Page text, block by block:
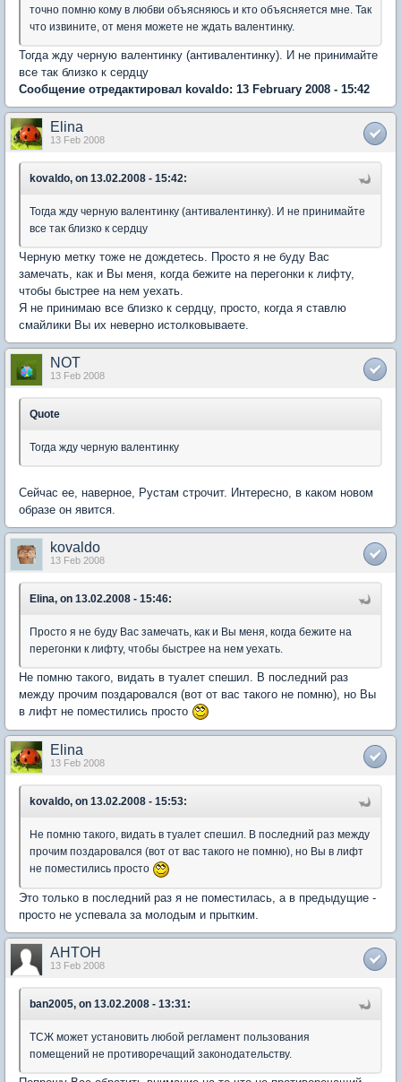
точно помню кому в любви объясняюсь и кто объясняется мне. Так
что извините, от меня можете не ждать валентинку.
Тогда жду черную валентинку (антивалентинку). И не принимайте
все так близко к сердцу
Сообщение отредактировал kovaldo: 13 February 2008 - 15:42
Elina
13 Feb 2008
kovaldo, on 13.02.2008 - 15:42:
Тогда жду черную валентинку (антивалентинку). И не принимайте
все так близко к сердцу
Черную метку тоже не дождетесь. Просто я не буду Вас
замечать, как и Вы меня, когда бежите на перегонки к лифту,
чтобы быстрее на нем уехать.
Я не принимаю все близко к сердцу, просто, когда я ставлю
смайлики Вы их неверно истолковываете.
NOT
13 Feb 2008
Quote
Тогда жду черную валентинку
Сейчас ее, наверное, Рустам строчит. Интересно, в каком новом
образе он явится.
kovaldo
13 Feb 2008
Elina, on 13.02.2008 - 15:46:
Просто я не буду Вас замечать, как и Вы меня, когда бежите на
перегонки к лифту, чтобы быстрее на нем уехать.
Не помню такого, видать в туалет спешил. В последний раз
между прочим поздаровался (вот от вас такого не помню), но Вы
в лифт не поместились просто
Elina
13 Feb 2008
kovaldo, on 13.02.2008 - 15:53:
Не помню такого, видать в туалет спешил. В последний раз между
прочим поздаровался (вот от вас такого не помню), но Вы в лифт
не поместились просто
Это только в последний раз я не поместилась, а в предыдущие -
просто не успевала за молодым и прытким.
AHTOH
13 Feb 2008
ban2005, on 13.02.2008 - 13:31:
ТСЖ может установить любой регламент пользования
помещений не противоречащий законодательству.